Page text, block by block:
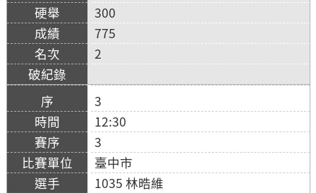
300
775
2
3
12:30
3
臺中市
1035 林晧維